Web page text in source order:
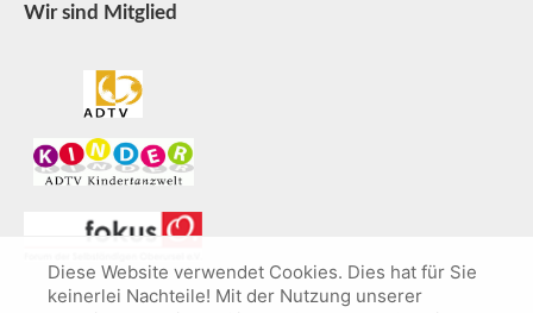
Wir sind Mitglied
Diese Website verwendet Cookies. Dies hat für Sie
keinerlei Nachteile! Mit der Nutzung unserer